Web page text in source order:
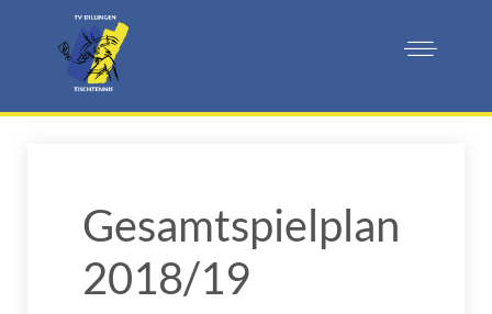
Gesamtspielplan
2018/19